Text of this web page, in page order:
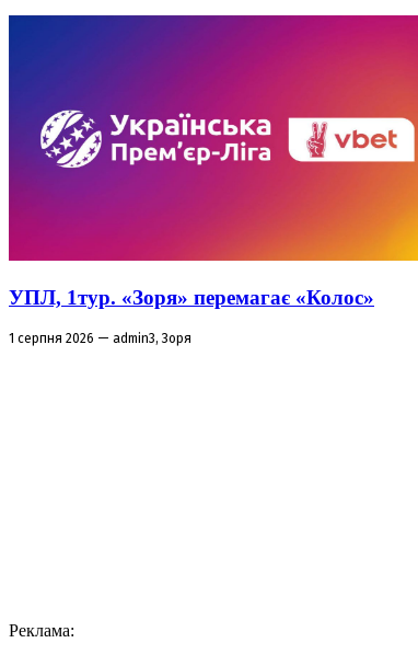
УПЛ, 1тур. «Зоря» перемагає «Колос»
1 серпня 2026 — admin3, Зоря
Реклама: